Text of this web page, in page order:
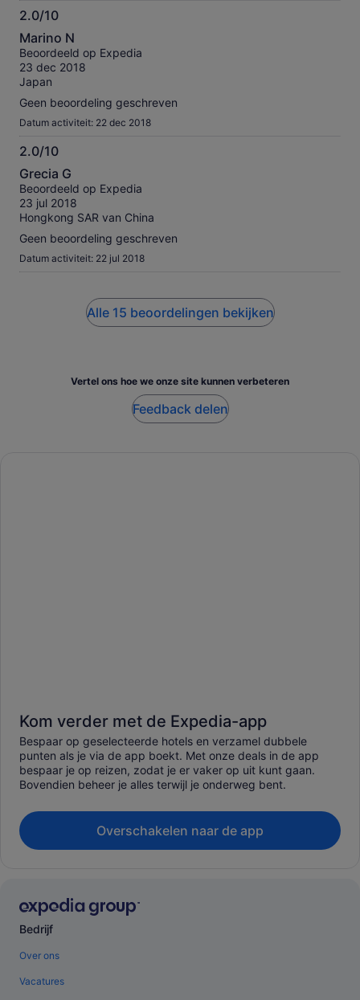
2.0/10
2.0
van
10
Marino N
Beoordeeld op Expedia
23 dec 2018
Japan
Geen beoordeling geschreven
Datum activiteit: 22 dec 2018
2.0/10
2.0
van
10
Grecia G
Beoordeeld op Expedia
23 jul 2018
Hongkong SAR van China
Geen beoordeling geschreven
Datum activiteit: 22 jul 2018
Alle 15 beoordelingen bekijken
Vertel ons hoe we onze site kunnen verbeteren
Feedback delen
Kom verder met de Expedia-app
Bespaar op geselecteerde hotels en verzamel dubbele
punten als je via de app boekt. Met onze deals in de app
bespaar je op reizen, zodat je er vaker op uit kunt gaan.
Bovendien beheer je alles terwijl je onderweg bent.
Overschakelen naar de app
Bedrijf
Over ons
Vacatures